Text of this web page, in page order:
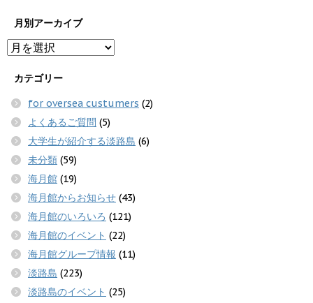
月別アーカイブ
カテゴリー
for oversea custumers (2)
よくあるご質問 (5)
大学生が紹介する淡路島 (6)
未分類 (59)
海月館 (19)
海月館からお知らせ (43)
海月館のいろいろ (121)
海月館のイベント (22)
海月館グループ情報 (11)
淡路島 (223)
淡路島のイベント (25)